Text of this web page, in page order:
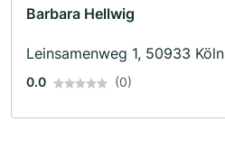
Barbara Hellwig
Leinsamenweg 1, 50933 Köln
0.0 (0)